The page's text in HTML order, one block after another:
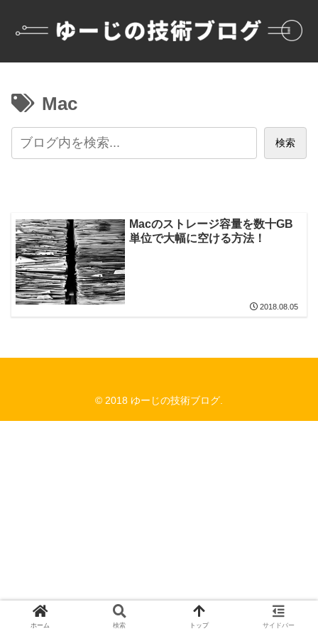
Mac
検索
Macのストレージ容量を数十GB
単位で大幅に空ける方法！
2018.08.05
© 2018 ゆーじの技術ブログ.
ホーム 検索 トップ サイドバー